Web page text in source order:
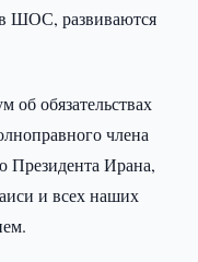
ШОС, развиваются
об обязательствах
члена
Президента Ирана,
и всех наших